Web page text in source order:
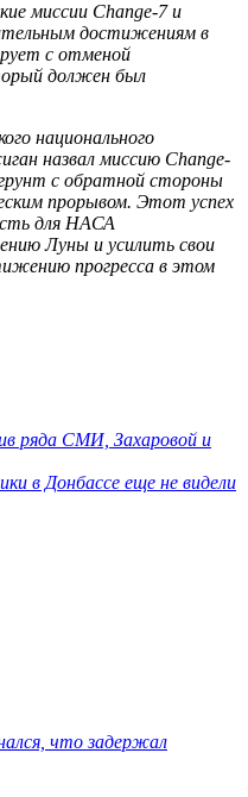
миссии Change-7 и
достижениям в
с отменой
должен был
национального
назвал миссию Change-
с обратной стороны
прорывом. Этот успех
для НАСА
Луны и усилить свои
прогресса в этом
ряда СМИ, Захаровой и
в Донбассе еще не видели
что задержал